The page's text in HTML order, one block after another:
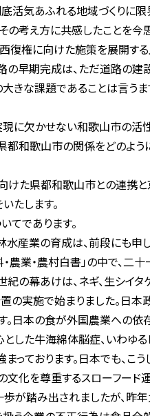
活気あふれる地域づくりに
考え方に共感したことを今
復権に向けた施策を展開す
早期完成は、ただ道路の建
きな課題であることは言う
に欠かせない和歌山市の活
都和歌山市の関係をどのよ
た県都和歌山市との連携
たします。
てであります。
産業の育成は、前段にも申
農業・農村白書」の中で、
紀の幕あけは、ネギ、生シ
の実施で始まりました。日
。日本の食が外国農業への
とした牛海綿体脳症、いわゆ
っております。日本でも、
文化を尊重するスローフー
が踏み出されましたが、昨